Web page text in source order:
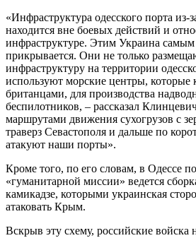
«Инфраструктура одесского порта из-
находится вне боевых действий и
инфраструктуре. Этим Украина
прикрывается. Они не только
инфраструктуру на территории
используют морские центры, которые
британцами, для производства
беспилотников, – рассказал
маршрутами движения сухогрузов с
траверз Севастополя и дальше по
атакуют наши порты».
Кроме того, по его словам, в Одессе
«гуманитарной миссии» ведется
камикадзе, которыми украинская
атаковать Крым.
Вскрыв эту схему, российские войска